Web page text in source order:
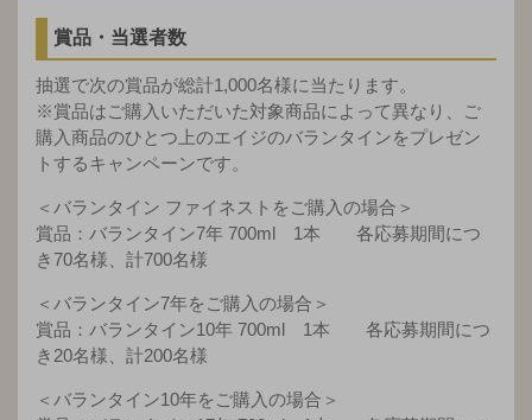
賞品・当選者数
抽選で次の賞品が総計1,000名様に当たります。
※賞品はご購入いただいた対象商品によって異なり、ご
購入商品のひとつ上のエイジのバランタインをプレゼン
トするキャンペーンです。
＜バランタイン ファイネストをご購入の場合＞
賞品：バランタイン7年 700ml 1本 各応募期間につ
き70名様、計700名様
＜バランタイン7年をご購入の場合＞
賞品：バランタイン10年 700ml 1本 各応募期間につ
き20名様、計200名様
＜バランタイン10年をご購入の場合＞